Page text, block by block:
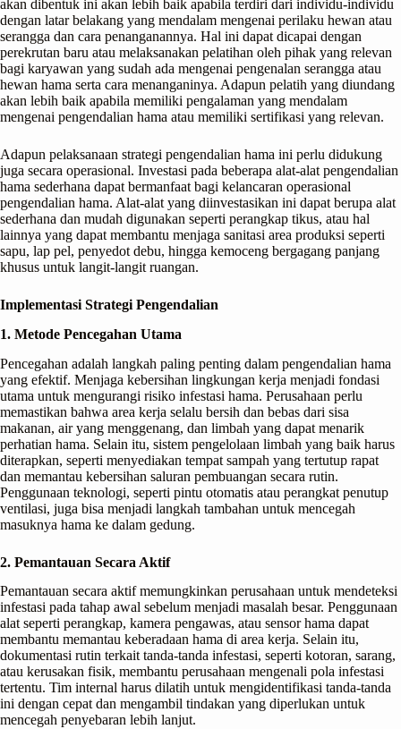
akan dibentuk ini akan lebih baik apabila terdiri dari individu-individu
dengan latar belakang yang mendalam mengenai perilaku hewan atau
serangga dan cara penanganannya. Hal ini dapat dicapai dengan
perekrutan baru atau melaksanakan pelatihan oleh pihak yang relevan
bagi karyawan yang sudah ada mengenai pengenalan serangga atau
hewan hama serta cara menanganinya. Adapun pelatih yang diundang
akan lebih baik apabila memiliki pengalaman yang mendalam
mengenai pengendalian hama atau memiliki sertifikasi yang relevan.
Adapun pelaksanaan strategi pengendalian hama ini perlu didukung
juga secara operasional. Investasi pada beberapa alat-alat pengendalian
hama sederhana dapat bermanfaat bagi kelancaran operasional
pengendalian hama. Alat-alat yang diinvestasikan ini dapat berupa alat
sederhana dan mudah digunakan seperti perangkap tikus, atau hal
lainnya yang dapat membantu menjaga sanitasi area produksi seperti
sapu, lap pel, penyedot debu, hingga kemoceng bergagang panjang
khusus untuk langit-langit ruangan.
Implementasi Strategi Pengendalian
1. Metode Pencegahan Utama
Pencegahan adalah langkah paling penting dalam pengendalian hama
yang efektif. Menjaga kebersihan lingkungan kerja menjadi fondasi
utama untuk mengurangi risiko infestasi hama. Perusahaan perlu
memastikan bahwa area kerja selalu bersih dan bebas dari sisa
makanan, air yang menggenang, dan limbah yang dapat menarik
perhatian hama. Selain itu, sistem pengelolaan limbah yang baik harus
diterapkan, seperti menyediakan tempat sampah yang tertutup rapat
dan memantau kebersihan saluran pembuangan secara rutin.
Penggunaan teknologi, seperti pintu otomatis atau perangkat penutup
ventilasi, juga bisa menjadi langkah tambahan untuk mencegah
masuknya hama ke dalam gedung.
2. Pemantauan Secara Aktif
Pemantauan secara aktif memungkinkan perusahaan untuk mendeteksi
infestasi pada tahap awal sebelum menjadi masalah besar. Penggunaan
alat seperti perangkap, kamera pengawas, atau sensor hama dapat
membantu memantau keberadaan hama di area kerja. Selain itu,
dokumentasi rutin terkait tanda-tanda infestasi, seperti kotoran, sarang,
atau kerusakan fisik, membantu perusahaan mengenali pola infestasi
tertentu. Tim internal harus dilatih untuk mengidentifikasi tanda-tanda
ini dengan cepat dan mengambil tindakan yang diperlukan untuk
mencegah penyebaran lebih lanjut.